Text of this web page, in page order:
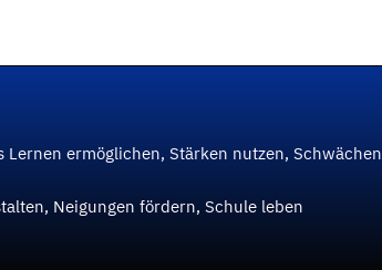
Lernen ermöglichen, Stärken nutzen, Schwächen
Neigungen fördern, Schule leben